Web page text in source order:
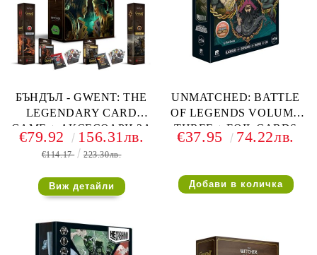
БЪНДЪЛ - GWENT: THE
LEGENDARY CARD
GAME + АКСЕСОАРИ ЗА
2 ФРАКЦИИ ПО ИЗБОР
€79.92 156.31лв.
€114.17 223.30лв.
Виж детайли
UNMATCHED: BATTLE
OF LEGENDS VOLUME
THREE + FOIL CARDS
€37.95 74.22лв.